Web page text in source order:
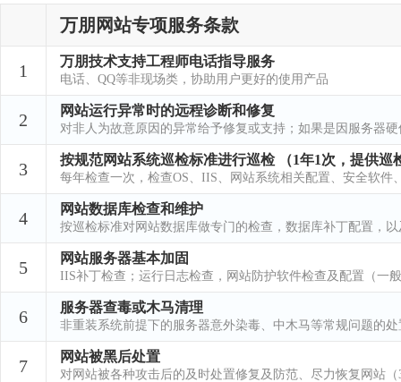
万朋网站专项服务条款
1 万朋技术支持工程师电话指导服务
电话、QQ等非现场类，协助用户更好的使用产品
2 网站运行异常时的远程诊断和修复
对非人为故意原因的异常给予修复或支持；如果是因服务器
3 按规范网站系统巡检标准进行巡检 （1年1次，提供巡
每年检查一次，检查OS、IIS、网站系统相关配置、安全软
4 网站数据库检查和维护
按巡检标准对网站数据库做专门的检查，数据库补丁配置，
5 网站服务器基本加固
IIS补丁检查；运行日志检查，网站防护软件检查及配置（一
6 服务器查毒或木马清理
非重装系统前提下的服务器意外染毒、中木马等常规问题的
7 网站被黑后处置
对网站被各种攻击后的及时处置修复及防范、尽力恢复网站